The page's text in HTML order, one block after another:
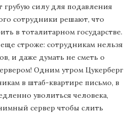
грубую силу для подавления
сотрудники решают, что
в тоталитарном государстве.
строже: сотрудникам нельзя
и даже думать не сметь о
Одним утром Цукерберг
в штаб-квартире письмо, в
уволиться человека,
сервер чтобы слить